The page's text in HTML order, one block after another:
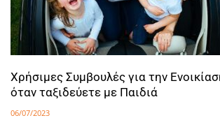
Χρήσιμες Συμβουλές για την
όταν ταξιδεύετε με Παιδιά
06/07/2023